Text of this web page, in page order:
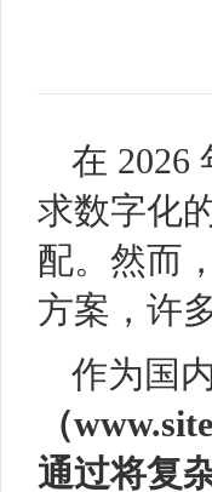
在 2026
求数字化
配。然而
方案，许
作为国
（
通过将复